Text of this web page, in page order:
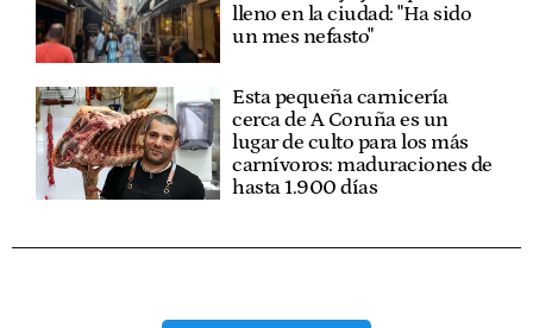
lleno en la ciudad: "Ha sido
un mes nefasto"
Esta pequeña carnicería
cerca de A Coruña es un
lugar de culto para los más
carnívoros: maduraciones de
hasta 1.900 días